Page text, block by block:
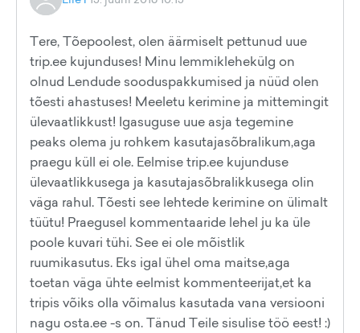
Tere, Tõepoolest, olen äärmiselt pettunud uue
trip.ee kujunduses! Minu lemmiklehekülg on
olnud Lendude sooduspakkumised ja nüüd olen
tõesti ahastuses! Meeletu kerimine ja mittemingit
ülevaatlikkust! Igasuguse uue asja tegemine
peaks olema ju rohkem kasutajasõbralikum,aga
praegu küll ei ole. Eelmise trip.ee kujunduse
ülevaatlikkusega ja kasutajasõbralikkusega olin
väga rahul. Tõesti see lehtede kerimine on ülimalt
tüütu! Praegusel kommentaaride lehel ju ka üle
poole kuvari tühi. See ei ole mõistlik
ruumikasutus. Eks igal ühel oma maitse,aga
toetan väga ühte eelmist kommenteerijat,et ka
tripis võiks olla võimalus kasutada vana versiooni
nagu osta.ee -s on. Tänud Teile sisulise töö eest! :)